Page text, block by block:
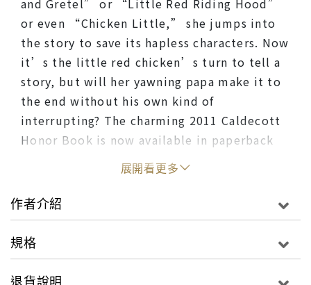
and Gretel” or “Little Red Riding Hood”
or even “Chicken Little,” she jumps into
the story to save its hapless characters. Now
it’s the little red chicken’s turn to tell a
story, but will her yawning papa make it to
the end without his own kind of
interrupting? The charming 2011 Caldecott
Honor Book is now available in paperback
for the first time.展開看更多
作者介紹
規格
退貨說明